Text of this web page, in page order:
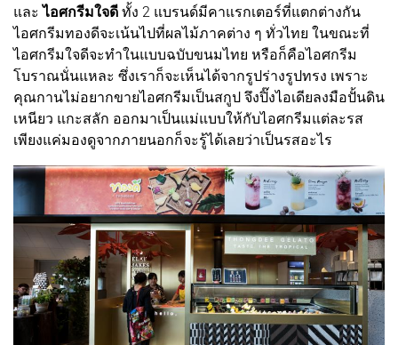
และไอศกรีมใจดี ทั้ง 2 แบรนด์มีคาแรกเตอร์ที่แตกต่างกัน
ไอศกรีมทองดีจะเน้นไปที่ผลไม้ภาคต่าง ๆ ทั่วไทย ในขณะที่
ไอศกรีมใจดีจะทำในแบบฉบับขนมไทย หรือก็คือไอศกรีม
โบราณนั่นแหละ ซึ่งเราก็จะเห็นได้จากรูปร่างรูปทรง เพราะ
คุณกานไม่อยากขายไอศกรีมเป็นสกูป จึงปิ๊งไอเดียลงมือปั้นดิน
เหนียว แกะสลัก ออกมาเป็นแม่แบบให้กับไอศกรีมแต่ละรส
เพียงแค่มองดูจากภายนอกก็จะรู้ได้เลยว่าเป็นรสอะไร